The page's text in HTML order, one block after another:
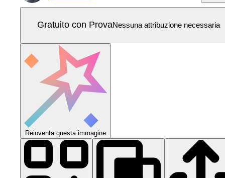
Gratuito con ProvaNessuna attribuzione necessaria
Reinventa questa immagine